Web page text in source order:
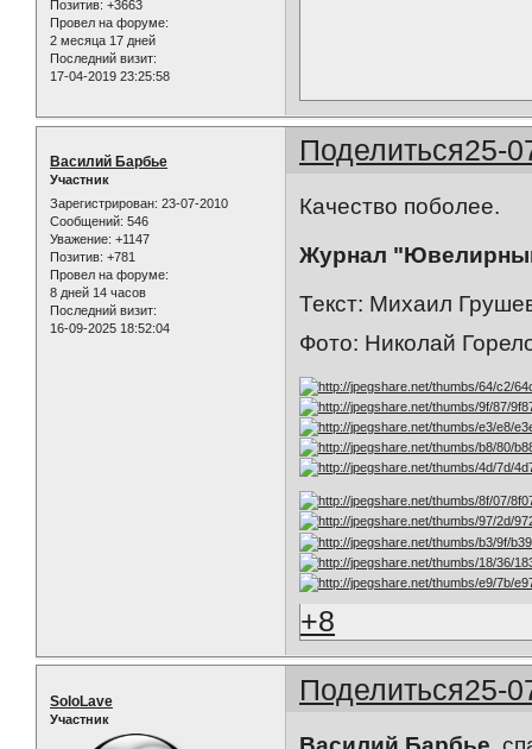
Позитив: +3663
Провел на форуме:
2 месяца 17 дней
Последний визит:
17-04-2019 23:25:58
Поделиться25-
Василий Барбье
Участник
Зарегистрирован: 23-07-2010
Сообщений: 546
Уважение: +1147
Позитив: +781
Провел на форуме:
8 дней 14 часов
Последний визит:
16-09-2025 18:52:04
Качество поболее.
Журнал
Текст: Михаил
Фото: Николай
+8
Поделиться25-
SoloLave
Участник